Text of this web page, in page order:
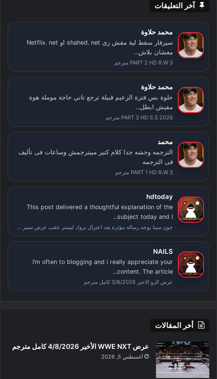
آخر التعليقات
محمد حلاوة
سيرفار سقط لية مقش زى shahed. net او Netflix. net
معشان بلاش...
PART 2 HD R.W 3 مترجم
محمد حلاوة
حلوة بس فترة الزعيم قبيلة ترجع تاني حاجة موملة هوة
مفيش ابطل...
PART 3 HD S.S 2026 مترجم
محمد
الترجمه وحشه جدا كلام كتير مبيترجمش وساعات فى تأليف
فى الترجمه
PART 1 HD R.W 3 مترجم
hdtoday
This post delivered a thoughtful explanation of the
subject today and I...
جون سينا يوجه رسالة مؤثرة بعد اعتزال بروك ليسنر عقب عرض سمر سلام
NAILS
I’m often to blogging and i really appreciate your
content. The article...
عرض الرو الاخير 3/8/2026 كامل مترجم
أخر المقالات
عرض WWE NXT الأخير 4/8/2026 كامل مترجم
أغسطس 5, 2026